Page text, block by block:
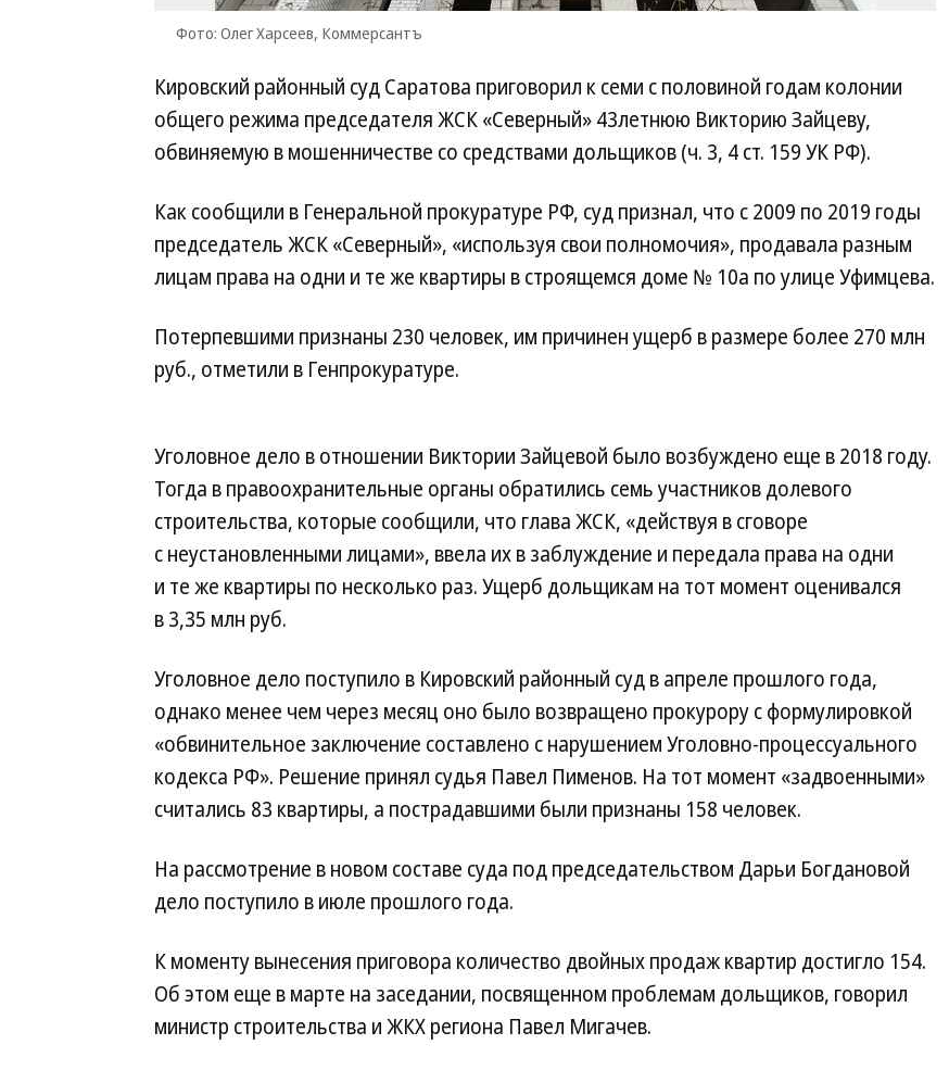
Фото: Олег Харсеев, Коммерсантъ
Кировский районный суд Саратова приговорил к семи с половиной годам колонии
общего режима председателя ЖСК «Северный» 43летнюю Викторию Зайцеву,
обвиняемую в мошенничестве со средствами дольщиков (ч. 3, 4 ст. 159 УК РФ).
Как сообщили в Генеральной прокуратуре РФ, суд признал, что с 2009 по 2019 годы
председатель ЖСК «Северный», «используя свои полномочия», продавала разным
лицам права на одни и те же квартиры в строящемся доме № 10а по улице Уфимцева.
Потерпевшими признаны 230 человек, им причинен ущерб в размере более 270 млн
руб., отметили в Генпрокуратуре.
Уголовное дело в отношении Виктории Зайцевой было возбуждено еще в 2018 году.
Тогда в правоохранительные органы обратились семь участников долевого
строительства, которые сообщили, что глава ЖСК, «действуя в сговоре
с неустановленными лицами», ввела их в заблуждение и передала права на одни
и те же квартиры по несколько раз. Ущерб дольщикам на тот момент оценивался
в 3,35 млн руб.
Уголовное дело поступило в Кировский районный суд в апреле прошлого года,
однако менее чем через месяц оно было возвращено прокурору с формулировкой
«обвинительное заключение составлено с нарушением Уголовно-процессуального
кодекса РФ». Решение принял судья Павел Пименов. На тот момент «задвоенными»
считались 83 квартиры, а пострадавшими были признаны 158 человек.
На рассмотрение в новом составе суда под председательством Дарьи Богдановой
дело поступило в июле прошлого года.
К моменту вынесения приговора количество двойных продаж квартир достигло 154.
Об этом еще в марте на заседании, посвященном проблемам дольщиков, говорил
министр строительства и ЖКХ региона Павел Мигачев.